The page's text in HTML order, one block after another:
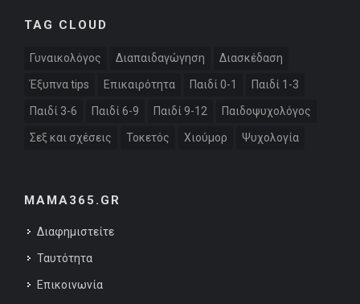
TAG CLOUD
Γυναικολόγος Διαπαιδαγώγηση Διασκέδαση
Έξυπνα tips Επικαιρότητα Παιδί 0-1 Παιδί 1-3
Παιδί 3-6 Παιδί 6-9 Παιδί 9-12 Παιδοψυχολόγος
Σεξ και σχέσεις Τοκετός Χιούμορ Ψυχολογία
MAMA365.GR
Διαφημιστείτε
Ταυτότητα
Επικοινωνία